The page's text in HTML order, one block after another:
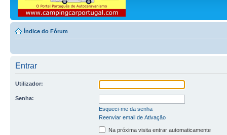
Índice do Fórum
Entrar
Utilizador:
Senha:
Esqueci-me da senha
Reenviar email de Ativação
Na próxima visita entrar automaticamente